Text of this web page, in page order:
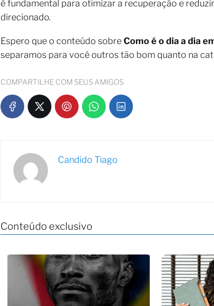
é fundamental para otimizar a recuperação e
direcionado.
Espero que o conteúdo sobreComo é o dia a dia
separamos para você outros tão bom quanto na
COMPARTILHE COM SEUS AMIGOS
Candido Tiago
Conteúdo exclusivo